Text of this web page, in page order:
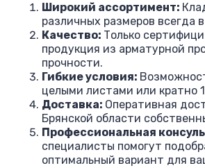
Широкий ассортимент:
различных размеров всегда
Качество: Только
продукция из арматурной
прочности.
Гибкие условия:
целыми листами или кратно
Доставка: Оперативная
Брянской области
Профессиональная
специалисты помогут
оптимальный вариант для